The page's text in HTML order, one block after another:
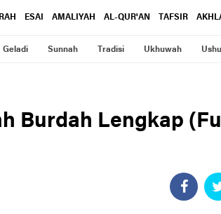
ESAI AMALIYAH AL-QUR'AN TAFSIR
Geladi Sunnah Tradisi Ukhuwah
Burdah Lengkap